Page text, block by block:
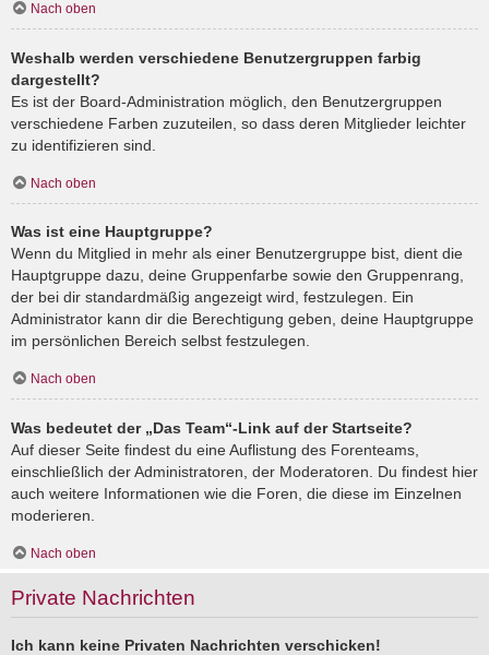
Nach oben
Weshalb werden verschiedene Benutzergruppen farbig
dargestellt?
Es ist der Board-Administration möglich, den Benutzergruppen
verschiedene Farben zuzuteilen, so dass deren Mitglieder leichter
zu identifizieren sind.
Nach oben
Was ist eine Hauptgruppe?
Wenn du Mitglied in mehr als einer Benutzergruppe bist, dient die
Hauptgruppe dazu, deine Gruppenfarbe sowie den Gruppenrang,
der bei dir standardmäßig angezeigt wird, festzulegen. Ein
Administrator kann dir die Berechtigung geben, deine Hauptgruppe
im persönlichen Bereich selbst festzulegen.
Nach oben
Was bedeutet der „Das Team“-Link auf der Startseite?
Auf dieser Seite findest du eine Auflistung des Forenteams,
einschließlich der Administratoren, der Moderatoren. Du findest hier
auch weitere Informationen wie die Foren, die diese im Einzelnen
moderieren.
Nach oben
Private Nachrichten
Ich kann keine Privaten Nachrichten verschicken!